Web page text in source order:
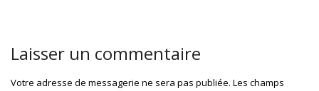
Laisser un commentaire
Votre adresse de messagerie ne sera pas publiée. Les champs